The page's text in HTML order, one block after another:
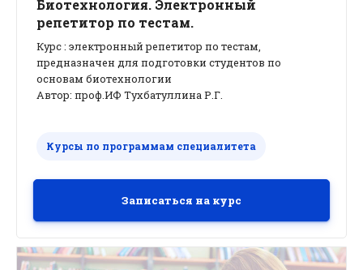
Биотехнология. Электронный
репетитор по тестам.
Курс : электронный репетитор по тестам,
предназначен для подготовки студентов по
основам биотехнологии
Автор: проф.ИФ Тухбатуллина Р.Г.
Курсы по программам специалитета
Записаться на курс